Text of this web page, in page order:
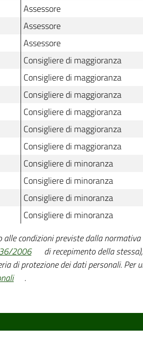
Assessore
Assessore
Assessore
Consigliere di maggioranza
Consigliere di maggioranza
Consigliere di maggioranza
Consigliere di maggioranza
Consigliere di maggioranza
Consigliere di maggioranza
Consigliere di minoranza
Consigliere di minoranza
Consigliere di minoranza
Consigliere di minoranza
condizioni previste dalla
2006
di recepimento della
di protezione dei dati personali. Per
.